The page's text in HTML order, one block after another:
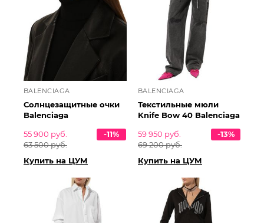
BALENCIAGA
Солнцезащитные очки
Balenciaga
55 900 руб.
63 500 руб.
-11%
Купить на ЦУМ
BALENCIAGA
Текстильные мюли
Knife Bow 40 Balenciaga
59 950 руб.
69 200 руб.
-13%
Купить на ЦУМ